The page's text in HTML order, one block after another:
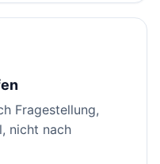
Fragestellung,
nicht nach